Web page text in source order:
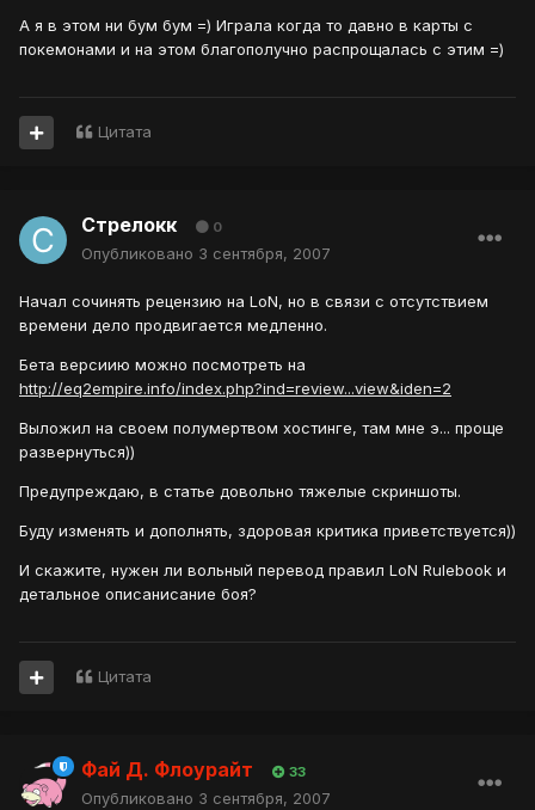
А я в этом ни бум бум =) Играла когда то давно в карты с
покемонами и на этом благополучно распрощалась с этим =)
Цитата
Стрелокк 0
Опубликовано 3 сентября, 2007
Начал сочинять рецензию на LoN, но в связи с отсутствием
времени дело продвигается медленно.
Бета версиию можно посмотреть на
http://eq2empire.info/index.php?ind=review...view&iden=2
Выложил на своем полумертвом хостинге, там мне э... проще
развернуться))
Предупреждаю, в статье довольно тяжелые скриншоты.
Буду изменять и дополнять, здоровая критика приветствуется))
И скажите, нужен ли вольный перевод правил LoN Rulebook и
детальное описанисание боя?
Цитата
Фай Д. Флоурайт 33
Опубликовано 3 сентября, 2007